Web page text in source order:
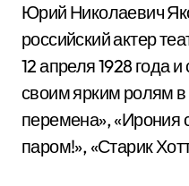
Юрий Николаевич
российский актер
12 апреля 1928 года
своим ярким ролям
перемена», «Ирония
паром!», «Старик